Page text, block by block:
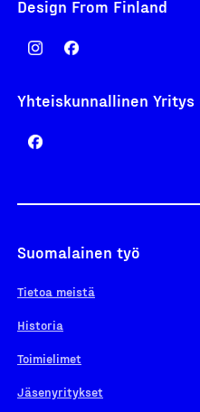
Design From Finland
Yhteiskunnallinen Yritys
Suomalainen työ
Tietoa meistä
Historia
Toimielimet
Jäsenyritykset